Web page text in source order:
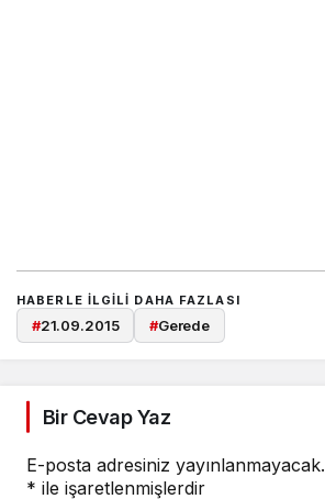
HABERLE ILGILI DAHA FAZLASI
#21.09.2015 #Gerede
Bir Cevap Yaz
E-posta adresiniz yayınlanmayacak.
* ile işaretlenmişlerdir